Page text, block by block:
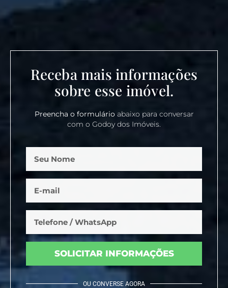
Receba mais informações
sobre esse imóvel.
Preencha o formulárioabaixo para conversar
com o Godoy dos Imóveis.
SOLICITAR INFORMAÇÕES
OU CONVERSE AGORA